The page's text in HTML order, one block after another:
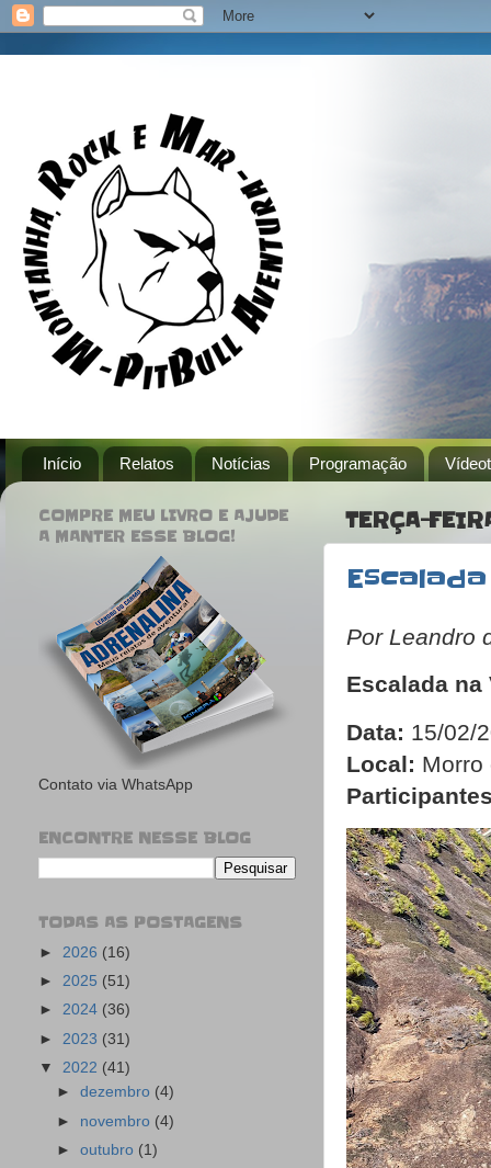
Início Relatos Notícias Programação
TERÇA-
Por Leandro
Escalada na
Data: 15/02/
Local: Morro
COMPRE MEU LIVRO E AJUDE
A MANTER ESSE BLOG!
Contato via WhatsApp
ENCONTRE NESSE BLOG
TODAS AS POSTAGENS
► 2026 (16)
► 2025 (51)
► 2024 (36)
► 2023 (31)
▼ 2022 (41)
►dezembro (4)
► novembro (4)
►outubro (1)